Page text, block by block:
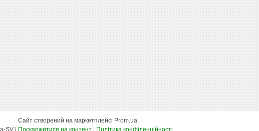
Сайт створений на маркетплейсі Prom.ua
Fortuna-SV | Поскаржитися на контент | Політика конфіденційності